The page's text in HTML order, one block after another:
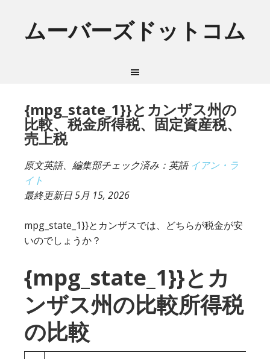
ムーバーズドットコム
{mpg_state_1}}とカンザス州の
比較、税金所得税、固定資産税、
売上税
原文英語、編集部チェック済み：英語イアン・ラ
イト
最終更新日5月 15, 2026
mpg_state_1}}とカンザスでは、どちらが税金が安
いのでしょうか？
{mpg_state_1}}とカ
ンザス州の比較所得税
の比較